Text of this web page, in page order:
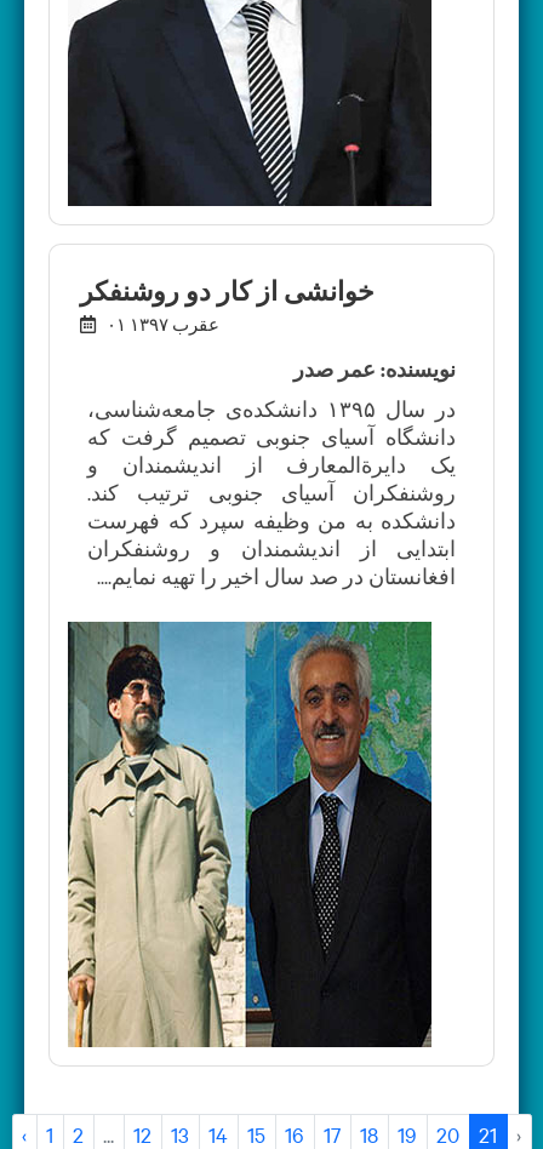
خوانشی از کار دو روشنفکر
۰۱ عقرب ۱۳۹۷
نویسنده: عمر صدر
در سال ۱۳۹۵ دانشکده‌ی جامعه‌شناسی،
دانشگاه آسیای جنوبی تصمیم گرفت که
یک دایرة‌المعارف از اندیشمندان و
روشنفکران آسیای جنوبی ترتیب کند.
دانشکده به من وظیفه سپرد که فهرست
ابتدایی از اندیشمندان و روشنفکران
افغانستان در صد سال اخیر را تهیه نمایم....
‹ 1 2 ... 12 13 14 15 16 17 18 19 20 21 ›